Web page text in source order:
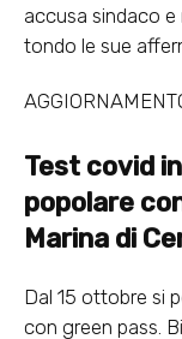
accusa sindaco
tondo le sue
Test covid
popolare
Marina di
Dal 15 ottobre si
con green pass.